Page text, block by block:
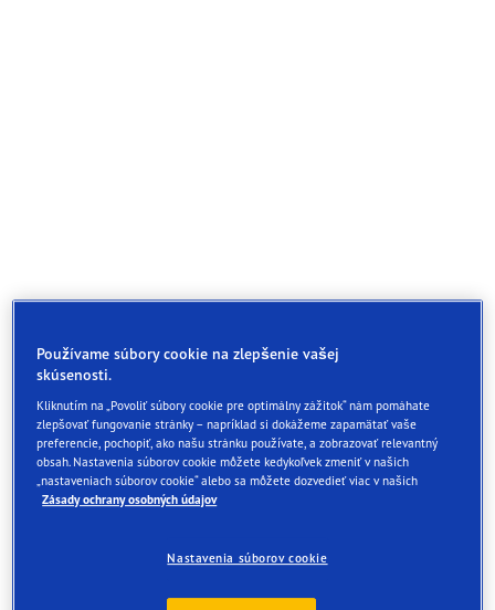
Používame súbory cookie na zlepšenie vašej
skúsenosti.
Kliknutím na „Povoliť súbory cookie pre optimálny zážitok“ nám pomáhate
zlepšovať fungovanie stránky – napríklad si dokážeme zapamätať vaše
preferencie, pochopiť, ako našu stránku používate, a zobrazovať relevantný
obsah. Nastavenia súborov cookie môžete kedykoľvek zmeniť v našich
„nastaveniach súborov cookie“ alebo sa môžete dozvedieť viac v našich
Zásady ochrany osobných údajov
Nastavenia súborov cookie